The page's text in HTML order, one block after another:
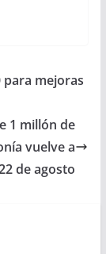
para mejoras
1 millón de
vuelve a
de agosto